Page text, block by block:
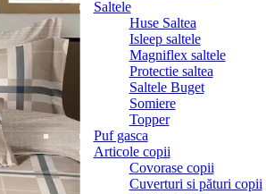
Saltele
Huse Saltea
Isleep saltele
Magniflex saltele
Protectie saltea
Saltele Buget
Somiere
Topper
Puf gasca
Articole copii
Covorase copii
Cuverturi si pături copii